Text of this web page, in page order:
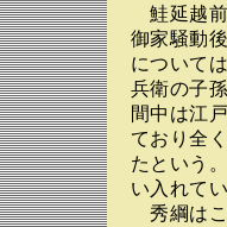
鮭延越前
御家騒動
について
兵衛の子
間中は江
ており全
たという
い入れてい
秀綱はこ